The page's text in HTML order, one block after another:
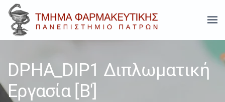
Skip to main content
DPHA_DIP1 Διπλωματική
Εργασία [Β']